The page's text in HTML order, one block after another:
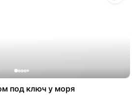
под ключ у моря